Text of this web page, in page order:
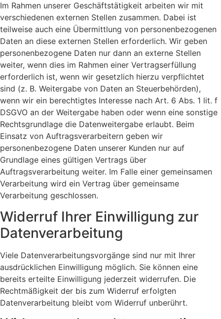
Im Rahmen unserer Geschäftstätigkeit arbeiten wir mit
verschiedenen externen Stellen zusammen. Dabei ist
teilweise auch eine Übermittlung von personenbezogenen
Daten an diese externen Stellen erforderlich. Wir geben
personenbezogene Daten nur dann an externe Stellen
weiter, wenn dies im Rahmen einer Vertragserfüllung
erforderlich ist, wenn wir gesetzlich hierzu verpflichtet
sind (z. B. Weitergabe von Daten an Steuerbehörden),
wenn wir ein berechtigtes Interesse nach Art. 6 Abs. 1 lit. f
DSGVO an der Weitergabe haben oder wenn eine sonstige
Rechtsgrundlage die Datenweitergabe erlaubt. Beim
Einsatz von Auftragsverarbeitern geben wir
personenbezogene Daten unserer Kunden nur auf
Grundlage eines gültigen Vertrags über
Auftragsverarbeitung weiter. Im Falle einer gemeinsamen
Verarbeitung wird ein Vertrag über gemeinsame
Verarbeitung geschlossen.
Widerruf Ihrer Einwilligung zur
Datenverarbeitung
Viele Datenverarbeitungsvorgänge sind nur mit Ihrer
ausdrücklichen Einwilligung möglich. Sie können eine
bereits erteilte Einwilligung jederzeit widerrufen. Die
Rechtmäßigkeit der bis zum Widerruf erfolgten
Datenverarbeitung bleibt vom Widerruf unberührt.